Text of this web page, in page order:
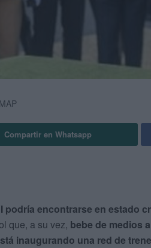
Compartir en Whatsapp
podría encontrarse en estado
que, a su vez, bebe de medios
inaugurando una red de